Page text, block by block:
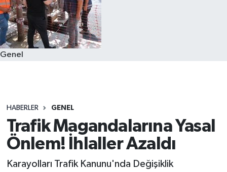
Genel
HABERLER GENEL
Trafik Magandalarına Yasal
Önlem! İhlaller Azaldı
Karayolları Trafik Kanunu'nda Değişiklik
Tüm Manşetler
Son Dakika Haberleri